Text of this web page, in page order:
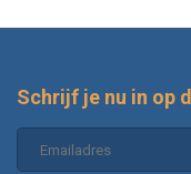
Schrijf je nu in op